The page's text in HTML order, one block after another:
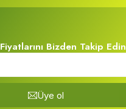
Bizden Takip Edin
Üye ol